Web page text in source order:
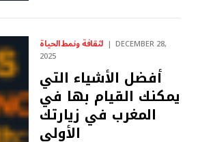
لثقافة ونمط الحياة DECEMBER 28,
2025
أفضل الأشياء التي
يمكنك القيام بها في
المغرب في زيارتك
الأولى